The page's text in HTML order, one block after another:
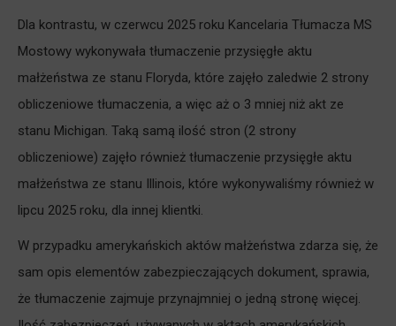
Dla kontrastu, w czerwcu 2025 roku Kancelaria Tłumacza MS
Mostowy wykonywała tłumaczenie przysięgłe aktu
małżeństwa ze stanu Floryda, które zajęło zaledwie 2 strony
obliczeniowe tłumaczenia, a więc aż o 3 mniej niż akt ze
stanu Michigan. Taką samą ilość stron (2 strony
obliczeniowe) zajęło również tłumaczenie przysięgłe aktu
małżeństwa ze stanu Illinois, które wykonywaliśmy również w
lipcu 2025 roku, dla innej klientki.
W przypadku amerykańskich aktów małżeństwa zdarza się, że
sam opis elementów zabezpieczających dokument, sprawia,
że tłumaczenie zajmuje przynajmniej o jedną stronę więcej.